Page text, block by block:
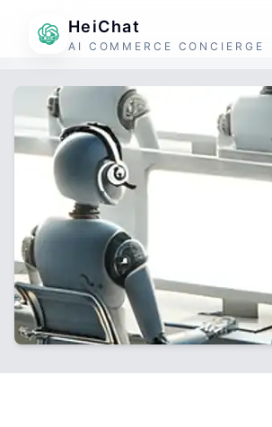
HeiChat
AI COMMERCE CONCIERGE